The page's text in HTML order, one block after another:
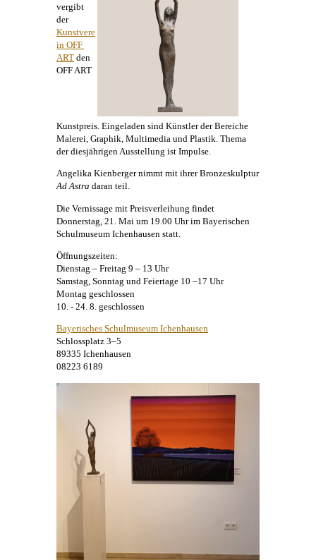
vergibt
der
Kunstvere
in OFF
ART den
OFF ART
Kunstpreis. Eingeladen sind Künstler der Bereiche
Malerei , Graphik, Multimedia und Plastik. Thema
der diesjährigen Ausstellung ist Impulse.
Angelika Kienbergernimmt mit ihrer Bronzeskulptur
Ad Astra daran teil.
Die Vernissage mit Preisverleihung findet
Donnerstag, 21. Mai um 19.00 Uhr im Bayerischen
Schulmuseum Ichenhausen statt.
Öffnungszeiten:
Dienstag – Freitag 9 – 13 Uhr
Samstag, Sonntag und Feiertage 10 –17 Uhr
Montag geschlossen
10. - 24. 8. geschlossen
Bayerisches Schulmuseum Ichenhausen
Schlossplatz 3–5
89335 Ichenhausen
08223 6189